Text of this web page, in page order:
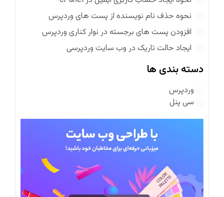
نحوه حذف نام نویسنده از پست های وردپرس
افزودن پست های برجسته در نوار کناری وردپرس
ایجاد حالت تاریک در وب سایت وردپرسی
دسته بندی ها
وردپرس
سی پنل